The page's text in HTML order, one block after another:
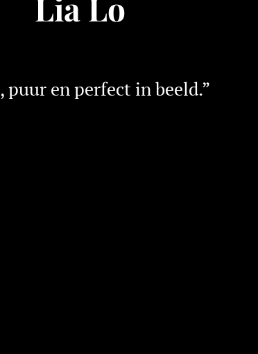
puur en perfect in beeld.”